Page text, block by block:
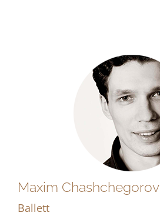
Maxim Chashchegorov
Ballett